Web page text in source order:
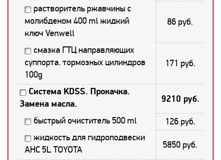
растворитель ржавчины с
молибденом 400 ml жидкий
ключ Venwell
86 руб.
смазка ГТЦ направляющих
суппорта. тормозных цилиндров
100g
171 руб.
Система KDSS. Прокачка.
Замена масла.
9210 руб.
быстрый очиститель 500 ml
126 руб.
жидкость для гидроподвески
AHC 5L TOYOTA
5850 руб.